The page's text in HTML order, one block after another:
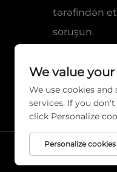
tərəfindən
soruşun.
Müəlliflik
We value
We use cookies
services. If you
click Personalize
Personalize cookies